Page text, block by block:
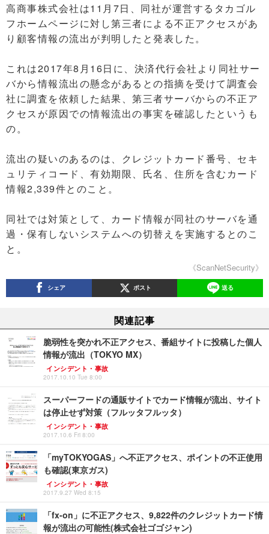
高商事株式会社は11月7日、同社が運営するタカゴル
フホームページに対し第三者による不正アクセスがあ
り顧客情報の流出が判明したと発表した。
これは2017年8月16日に、決済代行会社より同社サー
バから情報流出の懸念があるとの指摘を受けて調査会
社に調査を依頼した結果、第三者サーバからの不正ア
クセスが原因での情報流出の事実を確認したというも
の。
流出の疑いのあるのは、クレジットカード番号、セキ
ュリティコード、有効期限、氏名、住所を含むカード
情報2,339件とのこと。
同社では対策として、カード情報が同社のサーバを通
過・保有しないシステムへの切替えを実施するとのこ
と。
《ScanNetSecurity》
シェア ポスト 送る
関連記事
脆弱性を突かれ不正アクセス、番組サイトに投稿した個人
情報が流出（TOKYO MX）
インシデント・事故
2017.10.10 Tue 8:00
スーパーフードの通販サイトでカード情報が流出、サイト
は停止せず対策（フルッタフルッタ）
インシデント・事故
2017.10.6 Fri 8:00
「myTOKYOGAS」へ不正アクセス、ポイントの不正使用
も確認(東京ガス)
インシデント・事故
2017.9.27 Wed 8:15
「fx-on」に不正アクセス、9,822件のクレジットカード情
報が流出の可能性(株式会社ゴゴジャン)